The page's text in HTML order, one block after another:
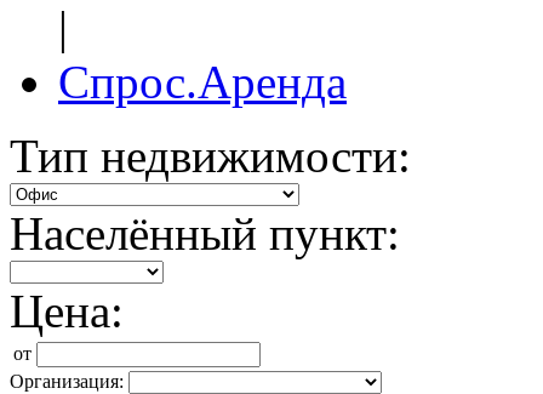
|
Спрос.Аренда
Тип недвижимости:
Населённый пункт:
Цена:
от
Организация: